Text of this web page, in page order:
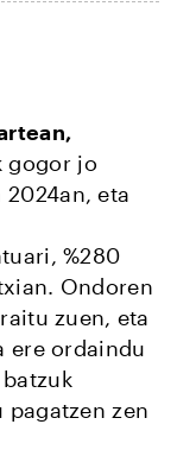
gogor jo
2024an, eta
%280
Ondoren
zuen, eta
ere ordaindu
zen